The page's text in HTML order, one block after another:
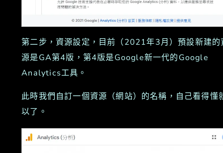
第二步，資源設定，目前（2021年3月）預設新建的
源是GA第4版，第4版是Google新一代的Google
Analytics工具。
此時我們自訂一個資源（網站）的名稱，自己看得懂
以了。